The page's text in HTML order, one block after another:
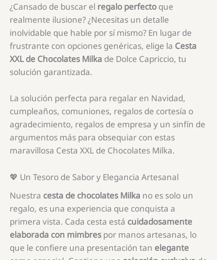
¿Cansado de buscar el regalo perfecto que
realmente ilusione? ¿Necesitas un detalle
inolvidable que hable por sí mismo? En lugar de
frustrante con opciones genéricas, elige la Cesta
XXL de Chocolates Milka de Dolce Capriccio, tu
solución garantizada.
La solución perfecta para regalar en Navidad,
cumpleaños, comuniones, regalos de cortesía o
agradecimiento, regalos de empresa y un sinfín de
argumentos más para obsequiar con estas
maravillosa Cesta XXL de Chocolates Milka.
💖 Un Tesoro de Sabor y Elegancia Artesanal
Nuestra cesta de chocolates Milka no es solo un
regalo, es una experiencia que conquista a
primera vista. Cada cesta está cuidadosamente
elaborada con mimbres por manos artesanas, lo
que le confiere una presentación tan elegante